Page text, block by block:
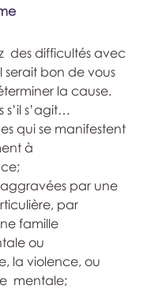
des difficultés avec
serait bon de vous
la cause.
s’il s’agit…
qui se manifestent
à
par une
par
famille
ou
la violence, ou
mentale;